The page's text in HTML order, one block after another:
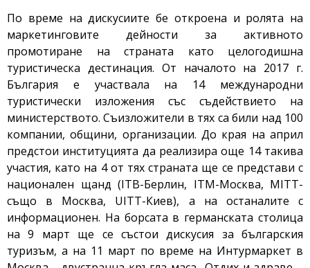
По време на дискусиите бе откроена и ролята на
маркетинговите дейности за активното
промотиране на страната като целогодишна
туристическа дестинация. От началото на 2017 г.
България е участвала на 14 международни
туристически изложения със съдействието на
министерството. Съизложители в тях са били над 100
компании, общини, организации. До края на април
предстои институцията да реализира още 14 такива
участия, като на 4 от тях страната ще се представи с
национален щанд (ITB-Берлин, ITM-Москва, MITT-
също в Москва, UITT-Киев), а на останалите с
информационен. На борсата в германската столица
на 9 март ще се състои дискусия за българския
туризъм, а на 11 март по време на Интурмаркет в